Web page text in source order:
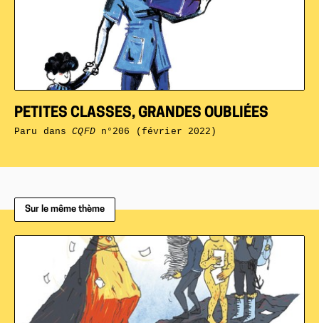
PETITES CLASSES, GRANDES OUBLIÉES
Paru dansCQFDn°206 (février 2022)
Sur le même thème